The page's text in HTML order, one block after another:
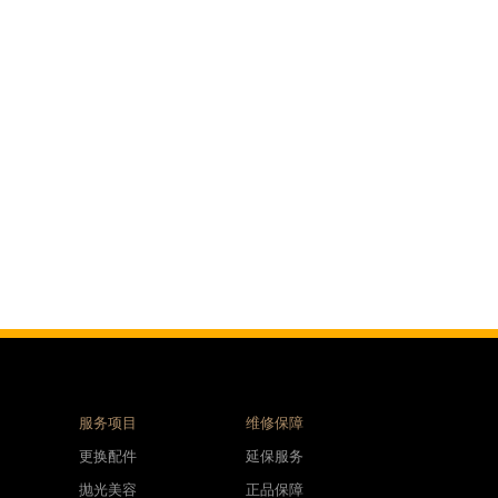
服务项目
更换配件
抛光美容
维修保障
延保服务
正品保障